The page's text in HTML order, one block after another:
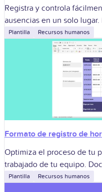
Registra y controla
ausencias en un solo
nuestra herramienta.
Plantilla Recursos humanos
Formato de registro de
Optimiza el proceso de tu
trabajado de tu equipo.
para tu planilla.
Plantilla Recursos humanos